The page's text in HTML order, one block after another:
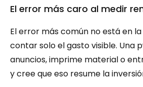
El error más caro al medir
El error más común no está en
contar solo el gasto visible. Una
anuncios, imprime material o
y cree que eso resume la